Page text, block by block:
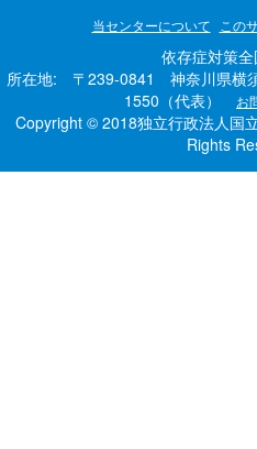
当センターについて この
依存症対策
所在地: 〒239-0841 神奈川県横
1550（代表）
お
Copyright © 2018独立行政法人国
Rights